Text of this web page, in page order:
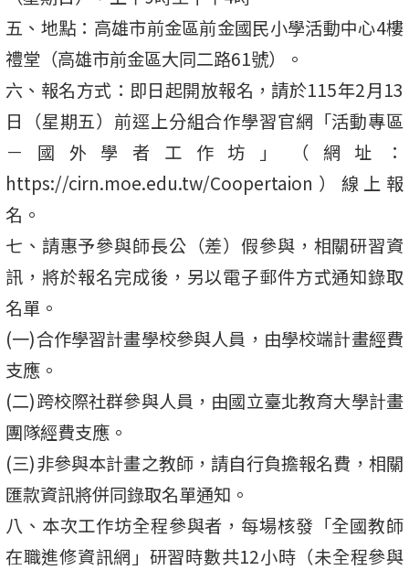
五、地點：高雄市前金區前金國民小學活動中心4樓
禮堂（高雄市前金區大同二路61號）。
六、報名方式：即日起開放報名，請於115年2月13
日（星期五）前逕上分組合作學習官網「活動專區
－國外學者工作坊」（網址：
https://cirn.moe.edu.tw/Coopertaion）線上報
名。
七、請惠予參與師長公（差）假參與，相關研習資
訊，將於報名完成後，另以電子郵件方式通知錄取
名單。
(一)合作學習計畫學校參與人員，由學校端計畫經費
支應。
(二)跨校際社群參與人員，由國立臺北教育大學計畫
團隊經費支應。
(三)非參與本計畫之教師，請自行負擔報名費，相關
匯款資訊將併同錄取名單通知。
八、本次工作坊全程參與者，每場核發「全國教師
在職進修資訊網」研習時數共12小時（未全程參與